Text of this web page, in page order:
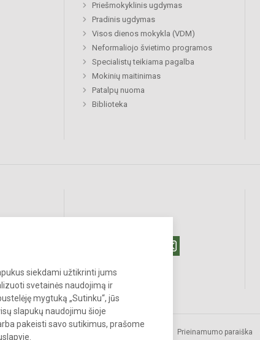
siekdami užtikrinti jums
svetainės naudojimą ir
mygtuką „Sutinku“, jūs
slapukų naudojimu šioje
pakeisti savo sutikimus, prašome
Priešmokyklinis ugdymas
Pradinis ugdymas
Visos dienos mokykla (VDM)
Neformaliojo švietimo programos
Specialistų teikiama pagalba
Mokinių maitinimas
Patalpų nuoma
Biblioteka
teisės saugomos.
Prieinamumo paraiška